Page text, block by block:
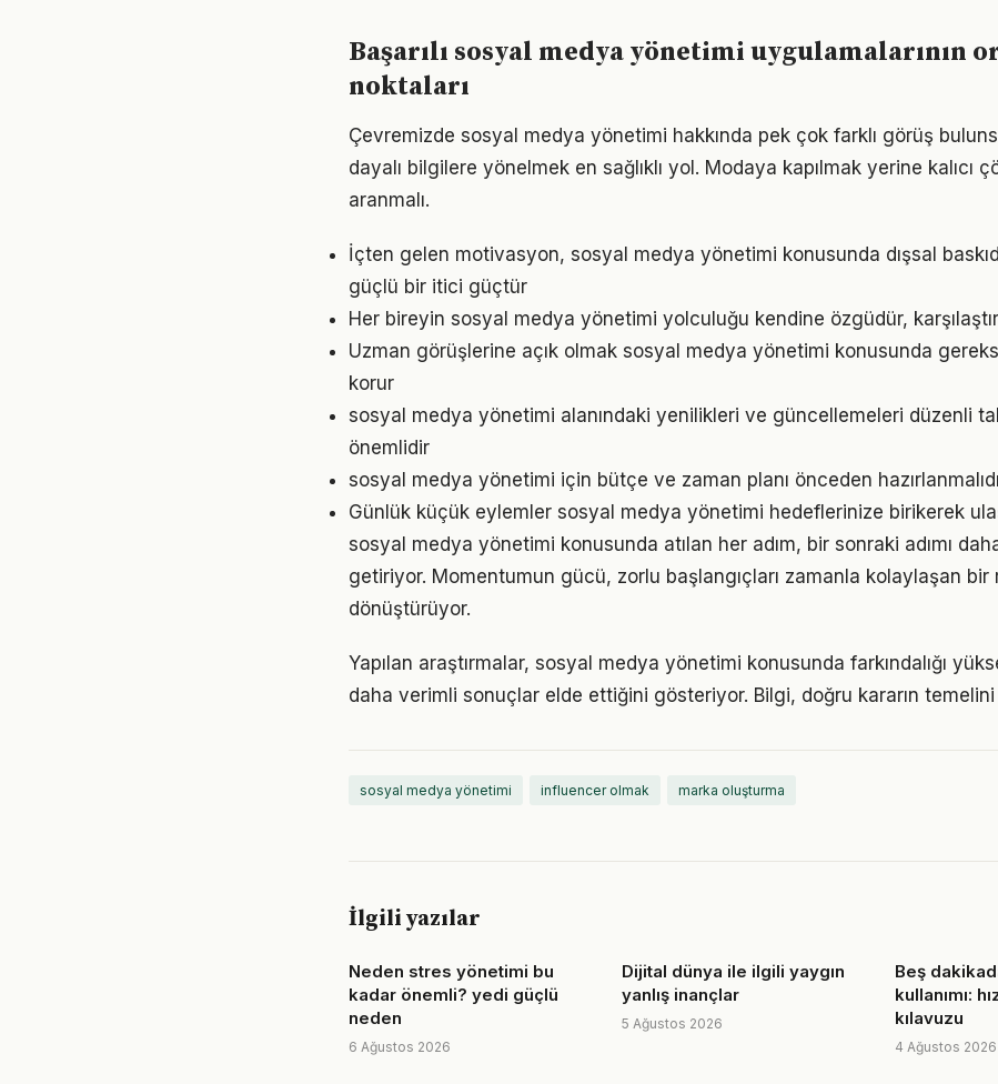
Başarılı sosyal medya yönetimi uygulamalarının
noktaları
Çevremizde sosyal medya yönetimi hakkında pek çok farklı görüş
dayalı bilgilere yönelmek en sağlıklı yol. Modaya kapılmak yerine kalıcı
aranmalı.
İçten gelen motivasyon, sosyal medya yönetimi konusunda dışsal
güçlü bir itici güçtür
Her bireyin sosyal medya yönetimi yolculuğu kendine özgüdür,
Uzman görüşlerine açık olmak sosyal medya yönetimi konusunda
korur
sosyal medya yönetimi alanındaki yenilikleri ve güncellemeleri düzenli
önemlidir
sosyal medya yönetimi için bütçe ve zaman planı önceden
Günlük küçük eylemler sosyal medya yönetimi hedeflerinize birikerek
sosyal medya yönetimi konusunda atılan her adım, bir sonraki adımı
getiriyor. Momentumun gücü, zorlu başlangıçları zamanla kolaylaşan bir
dönüştürüyor.
Yapılan araştırmalar, sosyal medya yönetimi konusunda farkındalığı
daha verimli sonuçlar elde ettiğini gösteriyor. Bilgi, doğru kararın
sosyal medya yönetimi influencer olmak marka oluşturma
İlgili yazılar
Neden stres yönetimi bu
kadar önemli? yedi güçlü
neden
6 Ağustos 2026
Dijital dünya ile ilgili yaygın
yanlış inançlar
5 Ağustos 2026
Beş
kullanımı:
kılavuzu
4 Ağustos 2026